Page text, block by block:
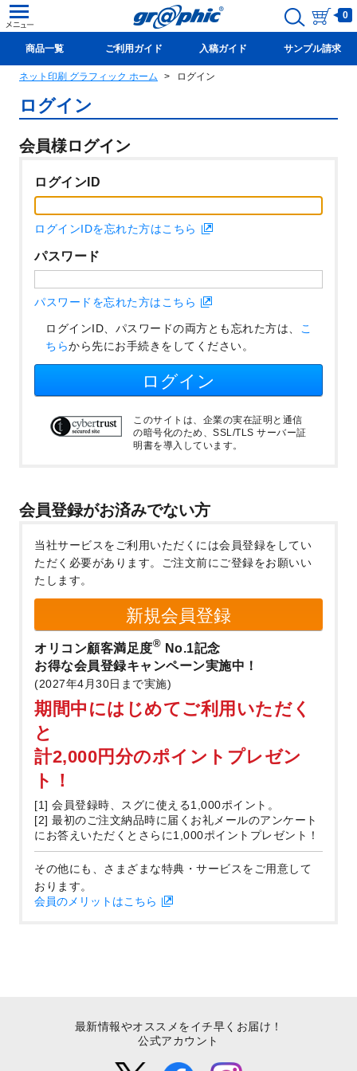
0
商品一覧 ご利用ガイド 入稿ガイド サンプル請求
新規会員登録(無料)
ネット印刷 グラフィック ホーム ログイン
ログイン
会員様ログイン
ログインID
ログインIDを忘れた方はこちら
パスワード
パスワードを忘れた方はこちら
ログインID、パスワードの両方とも忘れた方は、 こ
ちらから先にお手続きをしてください。
ログイン
このサイトは、企業の実在証明と通信
の暗号化のため、SSL/TLS サーバー証
明書を導入しています。
会員登録がお済みでない方
当社サービスをご利用いただくには会員登録をしてい
ただく必要があります。
ご注文前にご登録をお願いい
たします。
新規会員登録
オリコン顧客満足度® No.1記念
お得な会員登録キャンペーン実施中！
(2027年4月30日まで実施)
期間中にはじめてご利用いただく
と
計2,000円分のポイントプレゼン
ト！
[1] 会員登録時、スグに使える1,000ポイント。
[2] 最初のご注文納品時に届くお礼メールのアンケート
にお答えいただくとさらに1,000ポイントプレゼント！
その他にも、さまざまな特典・サービスをご用意して
おります。
会員のメリットはこちら
最新情報やオススメをイチ早くお届け！
公式アカウント